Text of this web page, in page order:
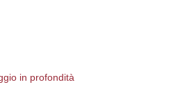
in profondità